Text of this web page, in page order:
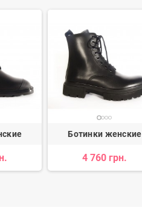
Ботинки женские
4 760 грн.